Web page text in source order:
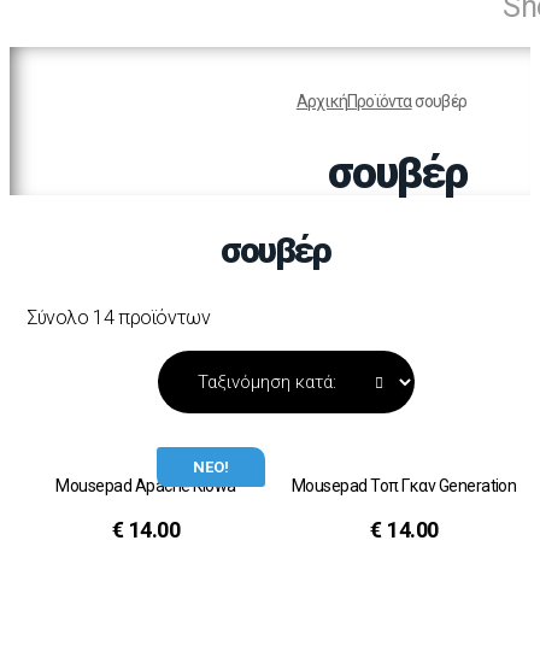
ΑρχικήΠροϊόντασουβέρ
σουβέρ
σουβέρ
Σύνολο 14 προϊόντων
ΝΕΟ!
Mousepad Apache Kiowa
€ 14.00
Mousepad Τοπ Γκαν Generation
€ 14.00